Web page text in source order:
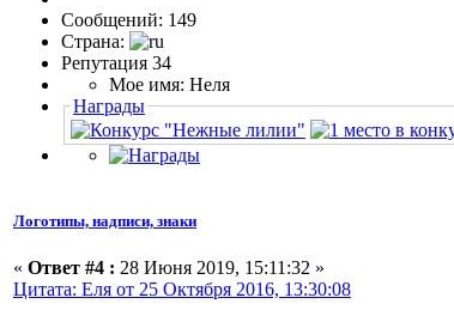
Сообщений: 149
Страна:
Репутация 34
Мое имя: Неля
Награды
Логотипы, надписи, знаки
« Ответ #4 : 28 Июня 2019, 15:11:32 »
Цитата: Еля от 25 Октября 2016, 13:30:08